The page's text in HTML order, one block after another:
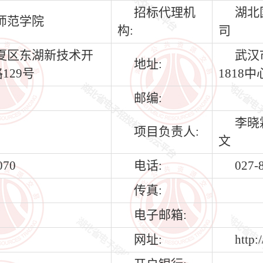
范学院
招标代理机
构:
湖北
司
区东湖新技术开
号
地址:
武汉
1818中
邮编:
项目负责人:
李晓
文
电话:
027-
传真:
电子邮箱:
网址: